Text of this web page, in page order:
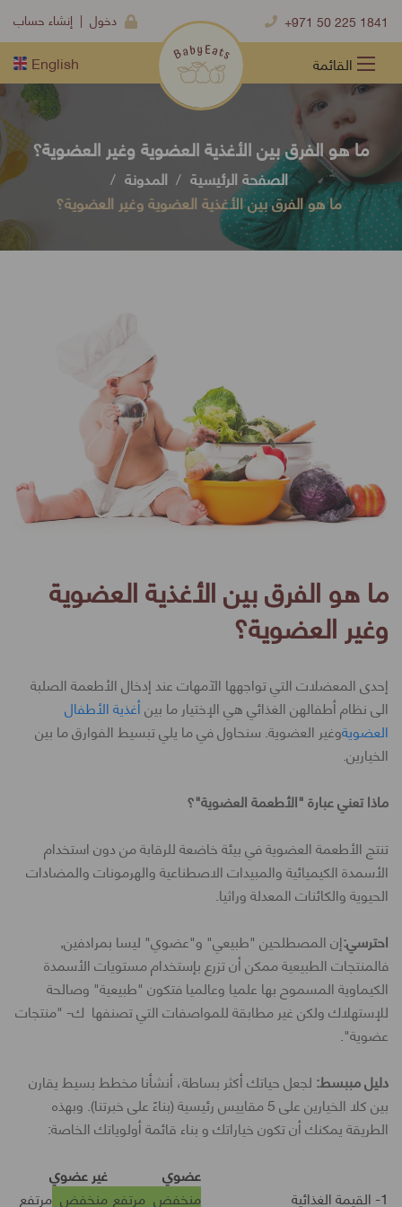
+971 50 225 1841 إنشاء حساب
English
ما هو الفرق بين الأغذية العضوية وغير العضوية؟
الصفحة الرئيسية
المدونة
ما هو الفرق بين الأغذية العضوية وغير العضوية؟
ما هو الفرق بين الأغذية العضوية
وغير العضوية؟
إحدى المعضلات التي تواجهها الآمهات عند إدخال الأطعمة الصلبة
الى نظام أطفالهن الغذائي هي الإختيار ما بينأغذية الأطفال
العضويةوغير العضوية. سنحاول في ما يلي تبسيط الفوارق ما بين
الخيارين.
ماذا تعني عبارة "الأطعمة العضوية"؟
تنتج الأطعمة العضوية في بيئة خاضعة للرقابة من دون استخدام
الأسمدة الكيميائية والمبيدات الاصطناعية والهرمونات والمضادات
الحيوية والكائنات المعدلة وراثيا.
احترسي:إن المصطلحين "طبيعي" و"عضوي" ليسا بمرادفين,
فالمنتجات الطبيعية ممكن أن تزرع بإستخدام مستويات الأسمدة
الكيماوية المسموح بها علميا وعالميا فتكون "طبيعية" وصالحة
للإستهلاك ولكن غير مطابقة للمواصفات التي تصنفها ك- "منتجات
عضوية".
دليل مببسط: لجعل حياتك أكثر بساطة، أنشأنا مخطط بسيط يقارن
بين كلا الخيارين على 5 مقاييس رئيسية (بناءً على خبرتنا). وبهذه
الطريقة يمكنك أن تكون خياراتك و بناء قائمة أولوياتك الخاصة:
عضوي
غير عضوي
1- القيمة الغذائية
منخفض مرتفع منخفض مرتفع